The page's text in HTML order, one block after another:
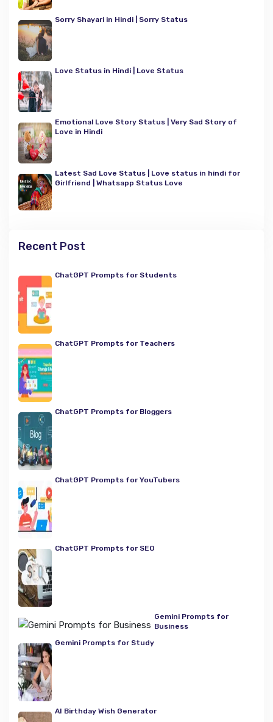
Sorry Shayari in Hindi | Sorry Status
Love Status in Hindi | Love Status
Emotional Love Story Status | Very Sad Story of
Love in Hindi
Latest Sad Love Status | Love status in hindi for
Girlfriend | Whatsapp Status Love
Recent Post
ChatGPT Prompts for Students
ChatGPT Prompts for Teachers
ChatGPT Prompts for Bloggers
ChatGPT Prompts for YouTubers
ChatGPT Prompts for SEO
Gemini Prompts for
Business
Gemini Prompts for Study
AI Birthday Wish Generator